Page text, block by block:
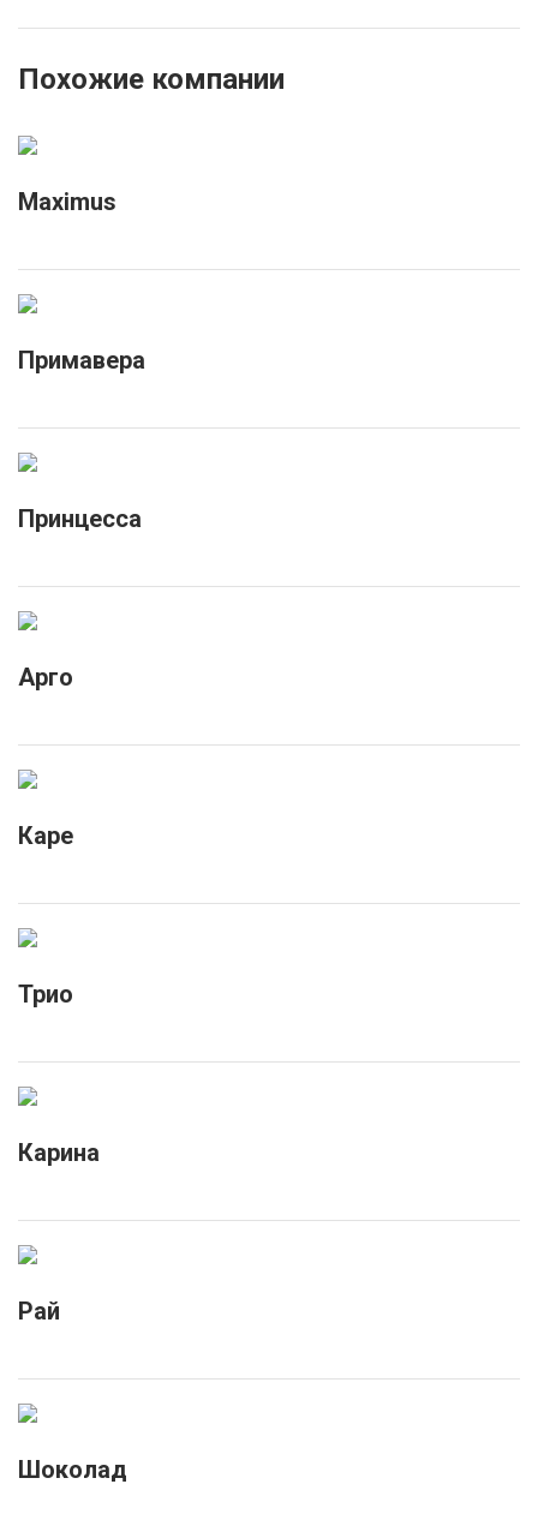
Похожие компании
Maximus
Примавера
Принцесса
Арго
Каре
Трио
Карина
Рай
Шоколад